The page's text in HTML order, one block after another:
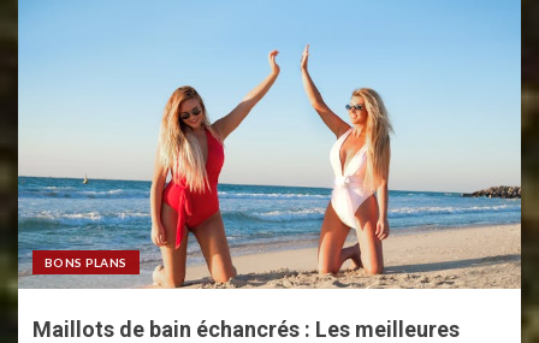
BONS PLANS
Maillots de bain échancrés : Les meilleures